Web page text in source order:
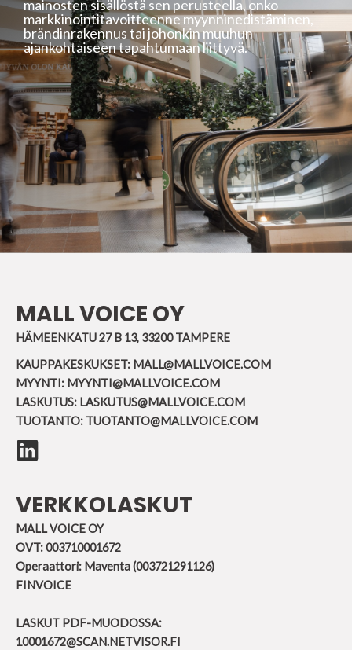
mainosten sisällöstä sen perusteella, onko
markkinointitavoitteenne myynninedistäminen,
brändinrakennus tai johonkin muuhun
ajankohtaiseen tapahtumaan liittyvä.
MALL VOICE OY
HÄMEENKATU 27 B 13, 33200 TAMPERE
KAUPPAKESKUKSET: MALL@MALLVOICE.COM
MYYNTI: MYYNTI@MALLVOICE.COM
LASKUTUS: LASKUTUS@MALLVOICE.COM
TUOTANTO: TUOTANTO@MALLVOICE.COM
VERKKOLASKUT
MALL VOICE OY
OVT: 003710001672
Operaattori: Maventa (003721291126)
FINVOICE
LASKUT PDF-MUODOSSA:
10001672@SCAN.NETVISOR.FI